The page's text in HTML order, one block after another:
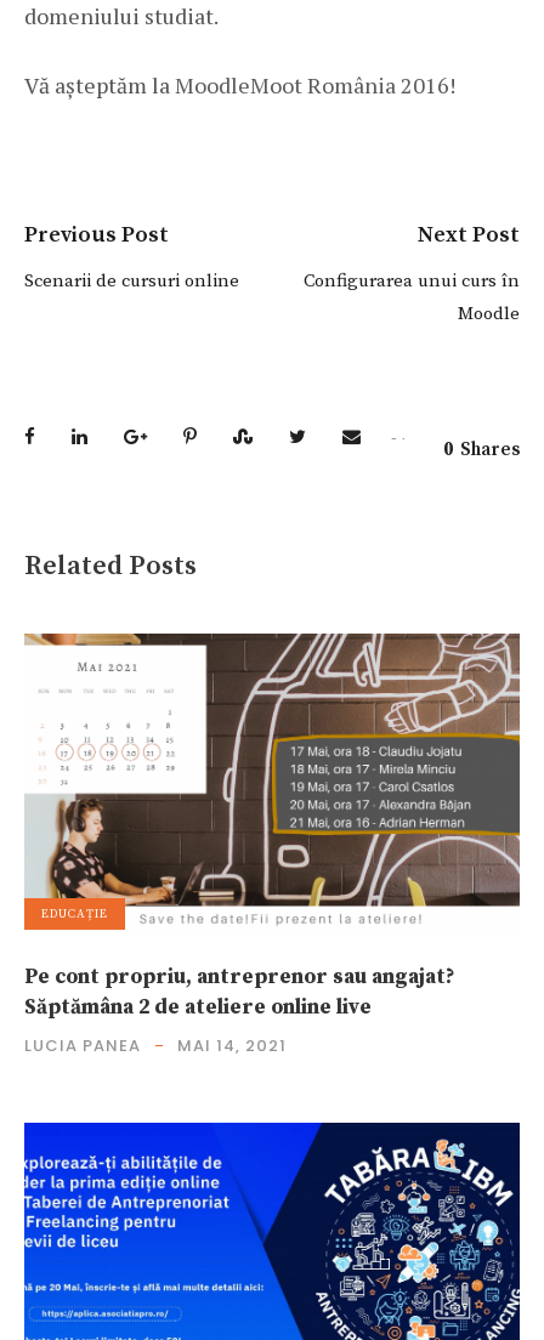
domeniului studiat.
Vă așteptăm laMoodleMoot România 2016!
Previous Post
Scenarii de cursuri online
Next Post
Configurarea unui curs în
Moodle
0 Shares
Related Posts
EDUCAȚIE
Pe cont propriu, antreprenor sau angajat?
Săptămâna 2 de ateliere online live
LUCIA PANEA MAI 14, 2021